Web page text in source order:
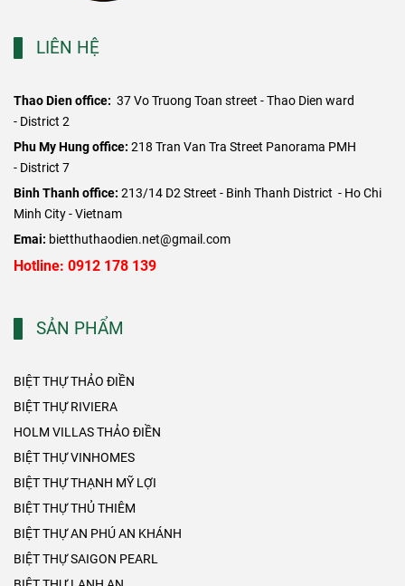
LIÊN HỆ
Thao Dien office: 37 Vo Truong Toan street - Thao Dien ward
- District 2
​Phu My Hung office: 218 Tran Van Tra Street Panorama PMH
- District 7
Binh Thanh office: 213/14 D2 Street - Binh Thanh District - Ho Chi
Minh City - Vietnam
Emai: bietthuthaodien.net@gmail.com
Hotline: 0912 178 139
SẢN PHẨM
BIỆT THỰ THẢO ĐIỀN
BIỆT THỰ RIVIERA
HOLM VILLAS THẢO ĐIỀN
BIỆT THỰ VINHOMES
BIỆT THỰ THẠNH MỸ LỢI
BIỆT THỰ THỦ THIÊM
BIỆT THỰ AN PHÚ AN KHÁNH
BIỆT THỰ SAIGON PEARL